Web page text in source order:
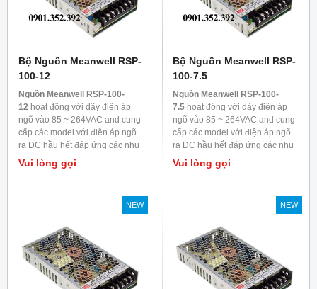
Bộ Nguồn Meanwell RSP-
100-12
Nguồn Meanwell RSP-100-
12 hoạt động với dãy điện áp
ngõ vào 85 ~ 264VAC and cung
cấp các model với điện áp ngõ
ra DC hầu hết đáp ứng các nhu
cầu trong ngành công nghiệp.
Mỗi model được làm mát bằng
Vui lòng gọi
Bộ Nguồn Meanwell RSP-
100-7.5
Nguồn Meanwell RSP-100-
7.5 hoạt động với dãy điện áp
ngõ vào 85 ~ 264VAC and cung
cấp các model với điện áp ngõ
ra DC hầu hết đáp ứng các nhu
cầu trong ngành công nghiệp.
Mỗi model được làm mát bằng
Vui lòng gọi
NEW NEW